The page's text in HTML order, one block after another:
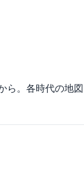
ら。各時代の地図